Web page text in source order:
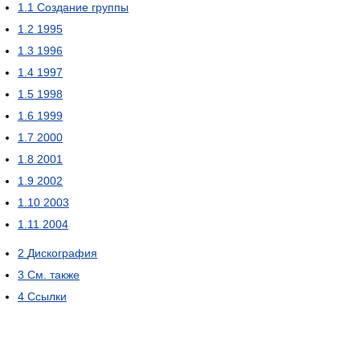
1.1 Создание группы
1.2 1995
1.3 1996
1.4 1997
1.5 1998
1.6 1999
1.7 2000
1.8 2001
1.9 2002
1.10 2003
1.11 2004
2 Дискография
3 См. также
4 Ссылки